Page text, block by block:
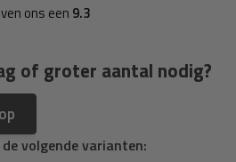
ons een 9.3
of groter aantal nodig?
volgende varianten: